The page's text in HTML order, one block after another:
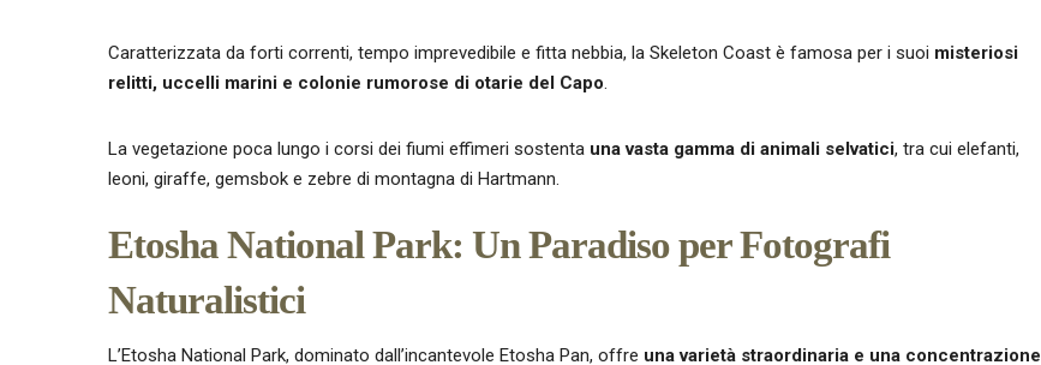
Caratterizzata da forti correnti, tempo imprevedibile e fitta nebbia, la Skeleton Coast è famosa per i suoi misteriosi
relitti, uccelli marini e colonie rumorose di otarie del Capo
La vegetazione poca lungo i corsi dei fiumi effimeri sostenta una vasta gamma di animali selvatici, tra cui elefanti,
leoni, giraffe, gemsbok e zebre di montagna di Hartmann.
Etosha National Park: Un Paradiso per Fotografi
Naturalistici
L’Etosha National Park, dominato dall’incantevole Etosha Pan, offre una varietà straordinaria e una concentrazione